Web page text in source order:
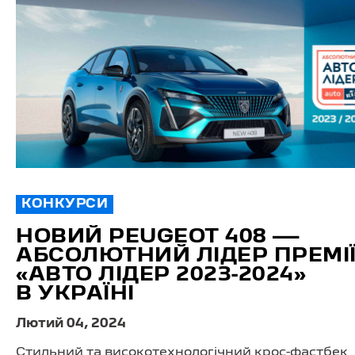
КОНКУРСИ
НОВИЙ PEUGEOT 408 —
АБСОЛЮТНИЙ ЛІДЕР
«АВТО ЛІДЕР 2023-2024»
В УКРАЇНІ
Лютий 04, 2024
Стильний та високотехнологічний крос-фастбек